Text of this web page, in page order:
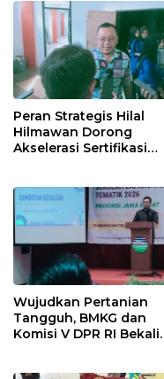
Peran Strategis Hilal
Hilmawan Dorong
Akselerasi Sertifikasi
Indramayu
Wujudkan Pertanian
Tangguh, BMKG dan
Komisi V DPR RI Bekali